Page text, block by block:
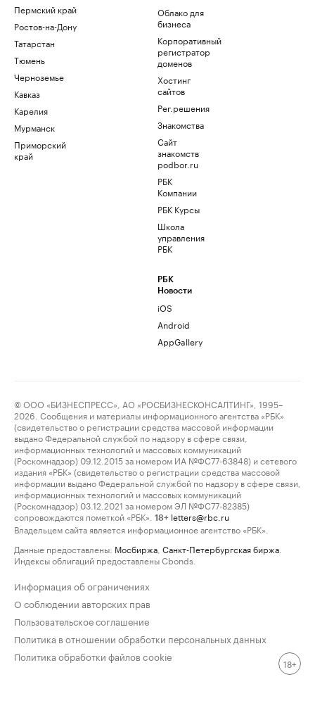
Пермский край
Ростов-на-Дону
Татарстан
Тюмень
Черноземье
Кавказ
Карелия
Мурманск
Приморский
край
Облако для
бизнеса
Корпоративный
регистратор
доменов
Хостинг
сайтов
Рег.решения
Знакомства
Сайт
знакомств
podbor.ru
РБК
Компании
РБК Курсы
Школа
управления
РБК
РБК
Новости
iOS
Android
AppGallery
© ООО «БИЗНЕСПРЕСС», АО «РОСБИЗНЕСКОНСАЛТИНГ», 1995–
2026. Сообщения и материалы информационного агентства «РБК»
(свидетельство о регистрации средства массовой информации
выдано Федеральной службой по надзору в сфере связи,
информационных технологий и массовых коммуникаций
(Роскомнадзор) 09.12.2015 за номером ИА №ФС77-63848) и сетевого
издания «РБК» (свидетельство о регистрации средства массовой
информации выдано Федеральной службой по надзору в сфере связи,
информационных технологий и массовых коммуникаций
(Роскомнадзор) 03.12.2021 за номером ЭЛ №ФС77-82385)
сопровождаются пометкой «РБК».
18+ letters@rbc.ru
Владельцем сайта является информационное агентство «РБК».
Данные предоставлены: Мосбиржа Санкт-Петербургская биржа
Индексы облигаций предоставлены Cbonds.
Информация об ограничениях
О соблюдении авторских прав
Пользовательское соглашение
Политика в отношении обработки персональных данных
Политика обработки файлов cookie
18+